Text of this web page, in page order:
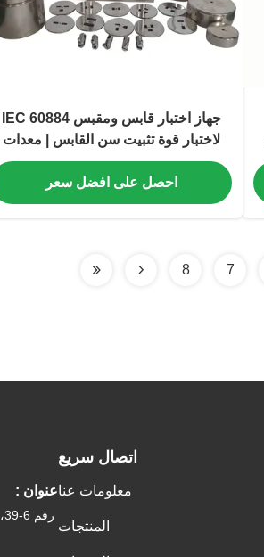
جهاز اختبار قابس ومقبس IEC 60884
لاختبار قوة تثبيت سن القابس | معدات
اختبار ثبات القابس من الفولاذ المقاوم
للصدأ
احصل على افضل سعر
7
8
اتصال سريع
معلومات عنا
المنتجات
عنوان :